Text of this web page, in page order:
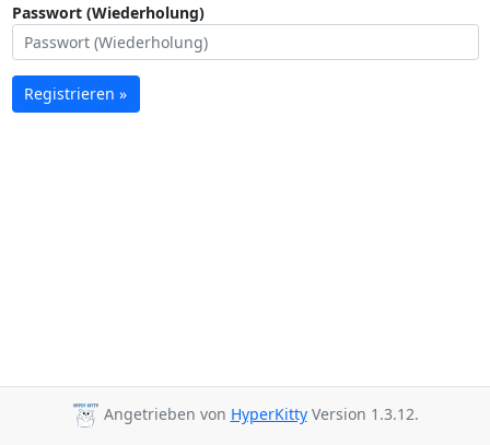
Passwort (Wiederholung)
Registrieren »
Angetrieben von HyperKittyVersion 1.3.12.